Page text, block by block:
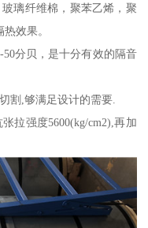
璃纤维棉，聚苯乙烯，聚
效果。
分贝，是十分有效的隔音
割,够满足设计的需要.
拉强度5600(kg/cm2),再加